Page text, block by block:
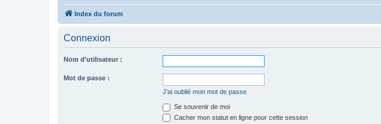
Index du forum
Connexion
Nom d’utilisateur :
Mot de passe :
J’ai oublié mon mot de passe
Se souvenir de moi
Cacher mon statut en ligne pour cette session